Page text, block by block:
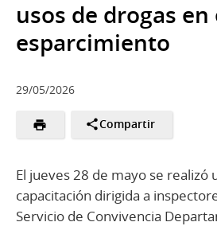
usos de drogas en
esparcimiento
29/05/2026
Compartir
El jueves 28 de mayo se realizó
capacitación dirigida a
Servicio de Convivencia